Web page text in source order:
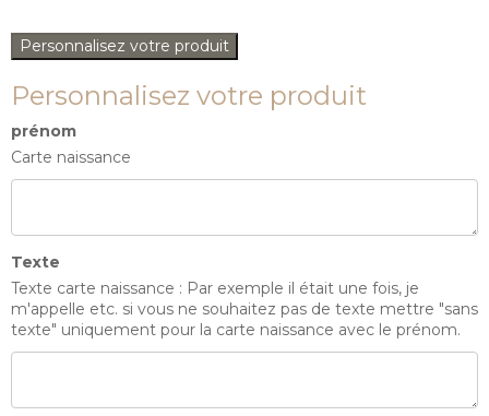
Personnalisez votre produit
Personnalisez votre produit
prénom
Carte naissance
Texte
Texte carte naissance : Par exemple il était une fois, je
m'appelle etc. si vous ne souhaitez pas de texte mettre "sans
texte" uniquement pour la carte naissance avec le prénom.